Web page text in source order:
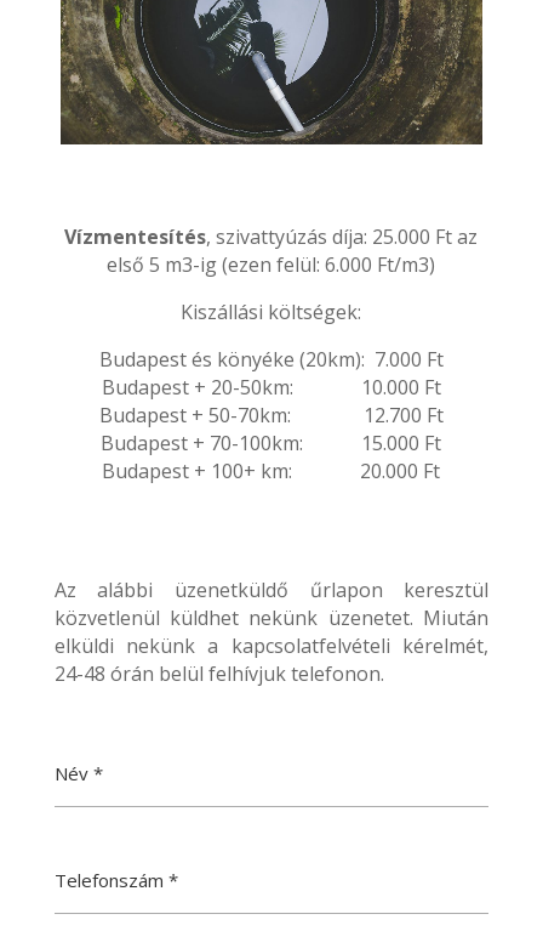
Vízmentesítés, szivattyúzás díja: 25.000 Ft az
első 5 m3-ig (ezen felül: 6.000 Ft/m3)
Kiszállási költségek:
Budapest és könyéke (20km): 7.000 Ft
Budapest + 20-50km: 10.000 Ft
Budapest + 50-70km: 12.700 Ft
Budapest + 70-100km: 15.000 Ft
Budapest + 100+ km: 20.000 Ft
Az alábbi üzenetküldő űrlapon keresztül
közvetlenül küldhet nekünk üzenetet. Miután
elküldi nekünk a kapcsolatfelvételi kérelmét,
24-48 órán belül felhívjuk telefonon.
Név *
Telefonszám *